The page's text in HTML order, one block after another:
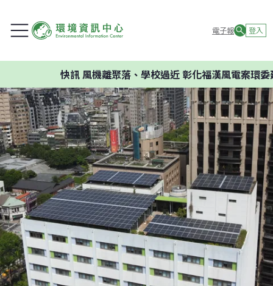
電子報 登入
風機離聚落、學校過近 彰化福漢風電案環委建議